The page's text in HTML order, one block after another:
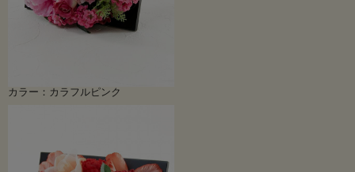
カラー：カラフルピンク